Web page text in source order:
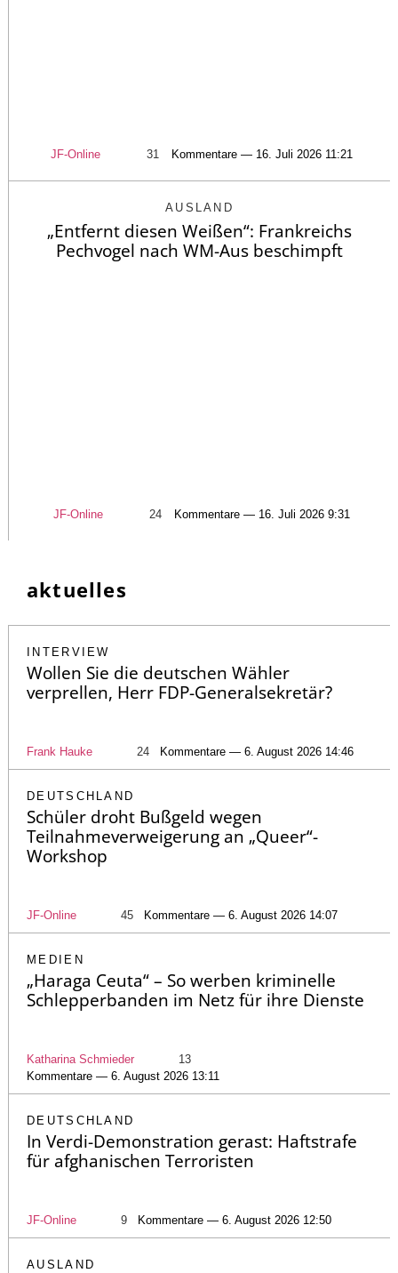
JF-Online 31 Kommentare — 16. Juli 2026 11:21
AUSLAND
„Entfernt diesen Weißen“: Frankreichs
Pechvogel nach WM-Aus beschimpft
JF-Online 24 Kommentare — 16. Juli 2026 9:31
aktuelles
INTERVIEW
Wollen Sie die deutschen Wähler
verprellen, Herr FDP-Generalsekretär?
Frank Hauke 24 Kommentare — 6. August 2026 14:46
DEUTSCHLAND
Schüler droht Bußgeld wegen
Teilnahmeverweigerung an „Queer“-
Workshop
JF-Online 45 Kommentare — 6. August 2026 14:07
MEDIEN
„Haraga Ceuta“ – So werben kriminelle
Schlepperbanden im Netz für ihre Dienste
Katharina Schmieder
13
Kommentare — 6. August 2026 13:11
DEUTSCHLAND
In Verdi-Demonstration gerast: Haftstrafe
für afghanischen Terroristen
JF-Online 9 Kommentare — 6. August 2026 12:50
AUSLAND